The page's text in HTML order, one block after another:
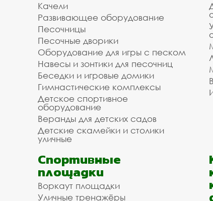
Качели
Развивающее оборудование
Песочницы
Песочные дворики
Оборудование для игры с песком
Навесы и зонтики для песочниц
Беседки и игровые домики
Гимнастические комплексы
Детское спортивное
оборудование
Веранды для детских садов
Детские скамейки и столики
уличные
Спортивные
площадки
Воркаут площадки
Уличные тренажёры